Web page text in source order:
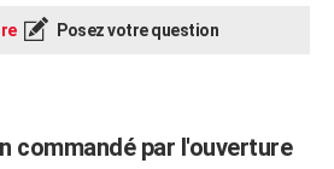
Posez votre question
commandé par l'ouverture